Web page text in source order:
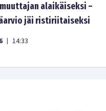
alaikäiseksi –
jäi ristiriitaiseksi
| 14:33